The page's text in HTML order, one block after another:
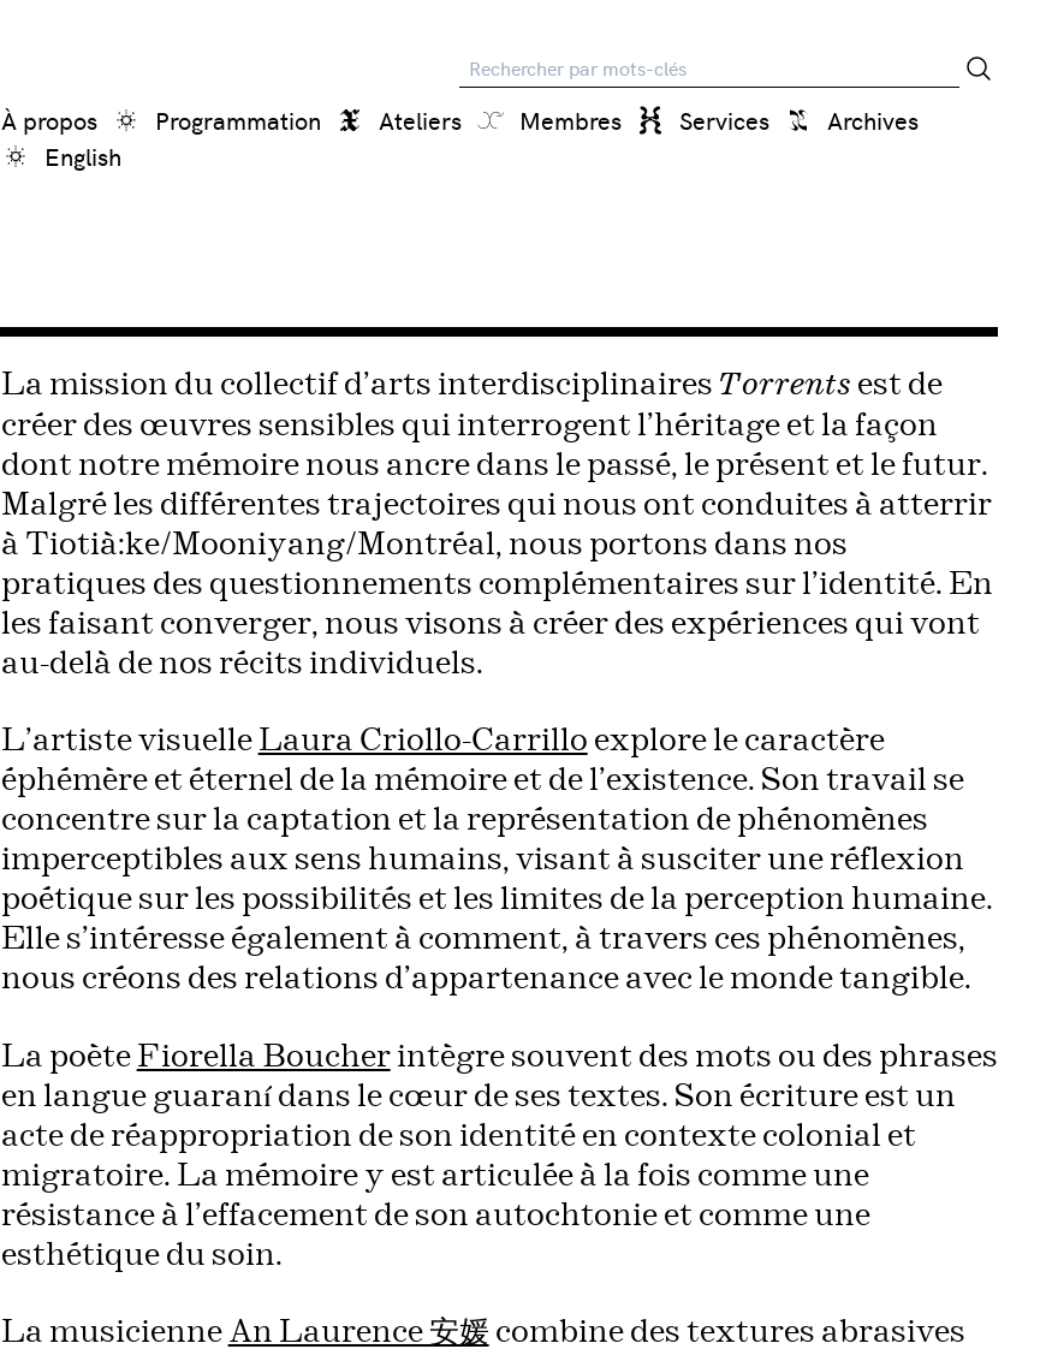
Recherche
À propos Programmation Ateliers Membres Services
Archives
English
La mission du collectif d’arts interdisciplinaires Torrents est de
créer des œuvres sensibles qui interrogent l’héritage et la façon
dont notre mémoire nous ancre dans le passé, le présent et le futur.
Malgré les différentes trajectoires qui nous ont conduites à atterrir
à Tiotià:ke/Mooniyang/Montréal, nous portons dans nos
pratiques des questionnements complémentaires sur l’identité. En
les faisant converger, nous visons à créer des expériences qui vont
au-delà de nos récits individuels.
L’artiste visuelle Laura Criollo-Carrillo explore le caractère
éphémère et éternel de la mémoire et de l’existence. Son travail se
concentre sur la captation et la représentation de phénomènes
imperceptibles aux sens humains, visant à susciter une réflexion
poétique sur les possibilités et les limites de la perception humaine.
Elle s’intéresse également à comment, à travers ces phénomènes,
nous créons des relations d’appartenance avec le monde tangible.
La poète Fiorella Boucherintègre souvent des mots ou des phrases
en langue guaraní dans le cœur de ses textes. Son écriture est un
acte de réappropriation de son identité en contexte colonial et
migratoire. La mémoire y est articulée à la fois comme une
résistance à l’effacement de son autochtonie et comme une
esthétique du soin.
La musicienne An Laurence 安媛 combine des textures abrasives